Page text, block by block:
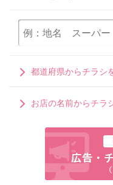
都道府県からチラシ
お店の名前からチラ